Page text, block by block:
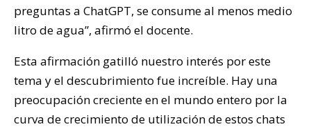
preguntas a ChatGPT, se consume al menos medio
litro de agua”, afirmó el docente.
Esta afirmación gatilló nuestro interés por este
tema y el descubrimiento fue increíble. Hay una
preocupación creciente en el mundo entero por la
curva de crecimiento de utilización de estos chats